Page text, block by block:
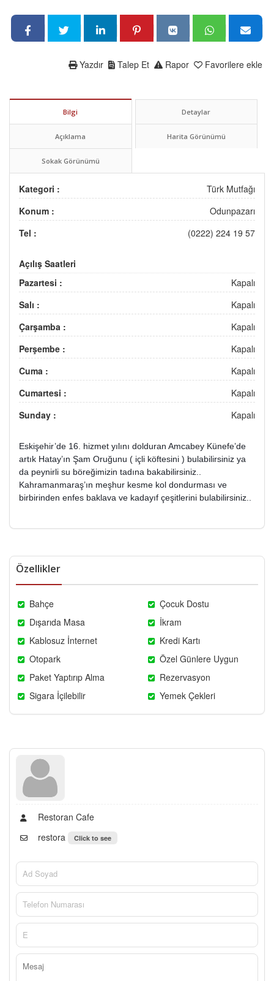
Favorilere ekle
Rapor
Talep Et
Yazdır
Bilgi Detaylar
Açıklama Harita Görünümü
Sokak Görünümü
Kategori :
Türk Mutfağı
Konum :
Odunpazarı
Tel :
(0222) 224 19 57
Açılış Saatleri
Pazartesi :
Kapalı
Salı :
Kapalı
Çarşamba :
Kapalı
Perşembe :
Kapalı
Cuma :
Kapalı
Cumartesi :
Kapalı
Sunday :
Kapalı
Eskişehir’de 16. hizmet yılını dolduran Amcabey Künefe’de
artık Hatay’ın Şam Oruğunu ( içli köftesini ) bulabilirsiniz ya
da peynirli su böreğimizin tadına bakabilirsiniz..
Kahramanmaraş’ın meşhur kesme kol dondurması ve
birbirinden enfes baklava ve kadayıf çeşitlerini bulabilirsiniz..
Özellikler
Bahçe
Çocuk Dostu
Dışarıda Masa
İkram
Kablosuz İnternet
Kredi Kartı
Otopark
Özel Günlere Uygun
Paket Yaptırıp Alma
Rezervasyon
Sigara İçilebilir
Yemek Çekleri
Restoran Cafe
restora
Click to see